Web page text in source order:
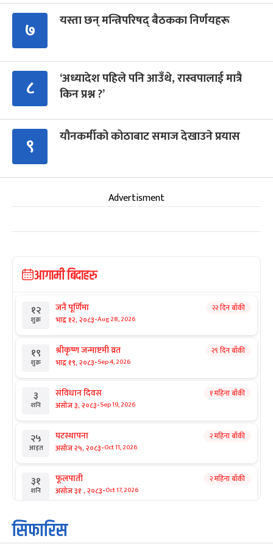
७ यस्ता छन् मन्त्रिपरिषद् बैठकका निर्णयहरू
८
‘अध्यादेश पहिले पनि आउँथे, रास्वपालाई मात्रै
किन प्रश्न ?’
९ यौनकर्मीको कोठाबाट समाज देखाउने प्रयास
Advertisment
आगामी बिदाहरु
१२
शुक्र
जनै पूर्णिमा
भाद्र १२, २०८३-Aug 28, 2026
२२ दिन बाँकी
१९
शुक्र
श्रीकृष्ण जन्माष्टमी व्रत
भाद्र १९, २०८३-Sep 4, 2026
२९ दिन बाँकी
३
शनि
संविधान दिवस
असोज ३, २०८३-Sep 19, 2026
१ महिना बाँकी
२५
आइत
घटस्थापना
असोज २५, २०८३-Oct 11, 2026
२ महिना बाँकी
३१
शनि
फूलपाती
असोज ३१ , २०८३-Oct 17, 2026
२ महिना बाँकी
१
आइत
कार्तिक सङ्क्रान्ति
कार्तिक १, २०८३
सिफारिस